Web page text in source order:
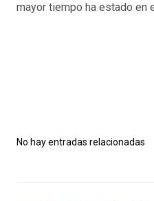
mayor tiempo ha estado en
No hay entradas relacionadas